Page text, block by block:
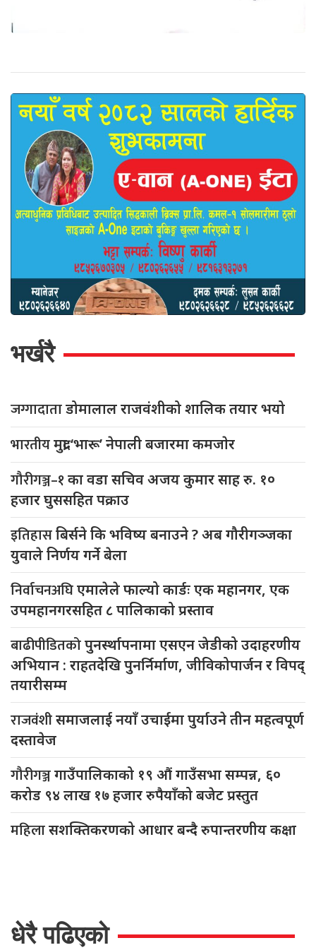
भर्खरै
जग्गादाताडोमालाल राजवंशीको शालिक तयार भयो
भारतीयमुद्रा ‘भारू’ नेपाली बजारमा कमजाेर
गौरीगञ्ज–१का वडा सचिव अजय कुमार साह रु. १०
हजार घुससहित पक्राउ
इतिहासबिर्सने कि भविष्य बनाउने ? अब गौरीगञ्जका
युवाले निर्णय गर्ने बेला
निर्वाचनअघिएमालेले फाल्यो कार्डः एक महानगर, एक
उपमहानगरसहित ८ पालिकाको प्रस्ताव
बाढीपीडितकोपुनर्स्थापनामा एसएन जेडीको उदाहरणीय
अभियान : राहतदेखि पुनर्निर्माण, जीविकोपार्जन र विपद्
तयारीसम्म
राजवंशीसमाजलाई नयाँ उचाईमा पुर्याउने तीन महत्वपूर्ण
दस्तावेज
गौरीगञ्जगाउँपालिकाको १९ औं गाउँसभा सम्पन्न, ६०
करोड ९४ लाख १७ हजार रुपैयाँको बजेट प्रस्तुत
महिलासशक्तिकरणको आधार बन्दै रुपान्तरणीय कक्षा
धेरै पढिएको